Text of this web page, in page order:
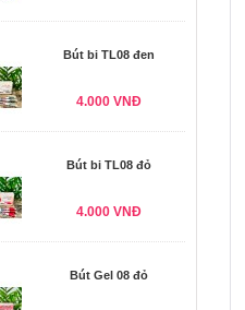
Bút bi TL08 đen
4.000 VNĐ
Bút bi TL08 đỏ
4.000 VNĐ
Bút Gel 08 đỏ